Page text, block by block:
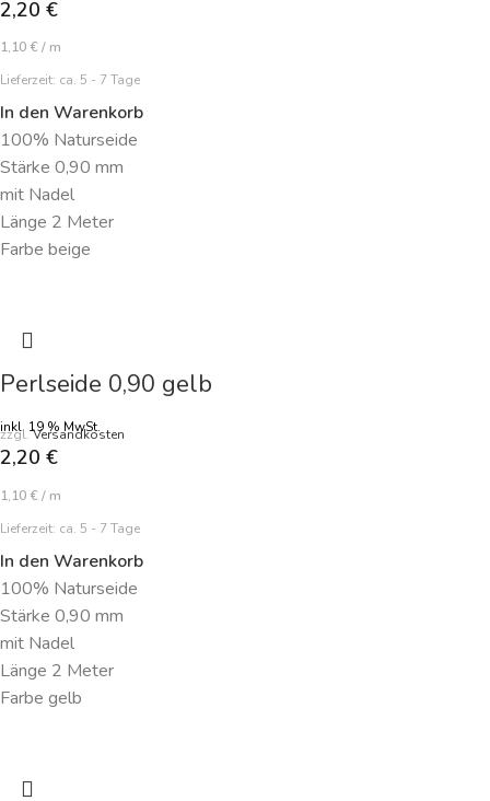
2,20 €
1,10 € / m
Lieferzeit: ca. 5 - 7 Tage
In den Warenkorb
100% Naturseide
Stärke 0,90 mm
mit Nadel
Länge 2 Meter
Farbe beige
Perlseide 0,90 gelb
inkl. 19 % MwSt.
zzgl.Versandkosten
2,20 €
1,10 € / m
Lieferzeit: ca. 5 - 7 Tage
In den Warenkorb
100% Naturseide
Stärke 0,90 mm
mit Nadel
Länge 2 Meter
Farbe gelb